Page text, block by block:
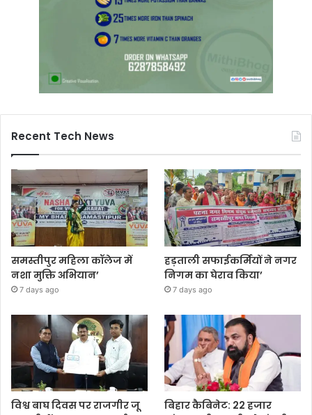
Recent Tech News
समस्तीपुर महिला कॉलेज में
नशा मुक्ति अभियान’
7 days ago
हड़ताली सफाईकर्मियों ने नगर
निगम का घेराव किया’
7 days ago
विश्व बाघ दिवस पर राजगीर जू
बिहार कैबिनेट: 22 हजार